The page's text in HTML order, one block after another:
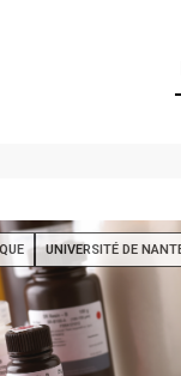
UNIVERSITÉ DE